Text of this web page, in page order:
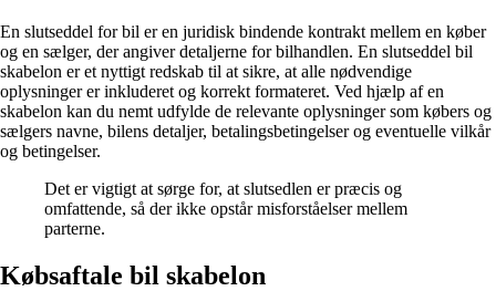
En slutseddel for bil er en juridisk bindende kontrakt mellem en køber
og en sælger, der angiver detaljerne for bilhandlen. En slutseddel bil
skabelon er et nyttigt redskab til at sikre, at alle nødvendige
oplysninger er inkluderet og korrekt formateret. Ved hjælp af en
skabelon kan du nemt udfylde de relevante oplysninger som købers og
sælgers navne, bilens detaljer, betalingsbetingelser og eventuelle vilkår
og betingelser.
Det er vigtigt at sørge for, at slutsedlen er præcis og
omfattende, så der ikke opstår misforståelser mellem
parterne.
Købsaftale bil skabelon